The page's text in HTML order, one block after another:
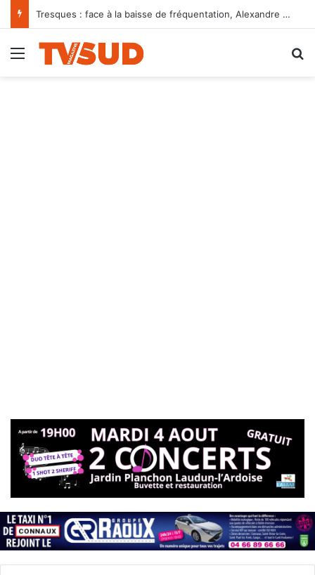
Tresques : face à la baisse de fréquentation, Alexandre Pissas appelle les habitants à « préserver notre bureau de poste »
Menu